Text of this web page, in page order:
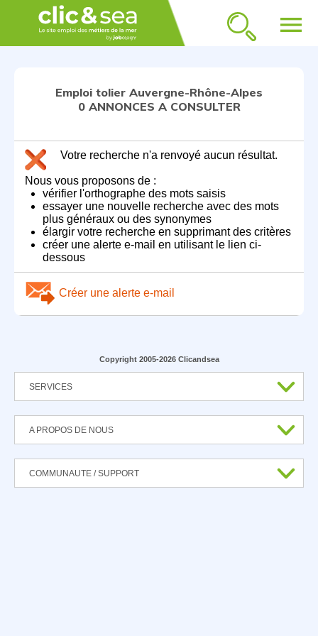
menu
Emploi tolier Auvergne-Rhône-Alpes
0 ANNONCES A CONSULTER
Votre recherche n'a renvoyé aucun résultat.
Nous vous proposons de :
vérifier l'orthographe des mots saisis
essayer une nouvelle recherche avec des mots
plus généraux ou des synonymes
élargir votre recherche en supprimant des critères
créer une alerte e-mail en utilisant le lien ci-
dessous
Créer une alerte e-mail
Copyright 2005-2026 Clicandsea
SERVICES
A PROPOS DE NOUS
COMMUNAUTE / SUPPORT